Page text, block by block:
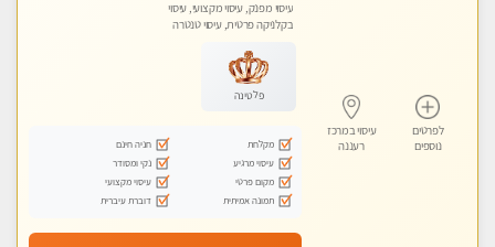
לפרטים
נוספים
עיסוי במרכז
רעננה
עיסוי מפנק, עיסוי מקצועי, עיסוי
בקלניקה פרטית, עיסוי טנטרה
פלטינה
מקלחת
חניה חינם
עיסוי מרגיע
נקי ומסודר
מקום פרטי
עיסוי מקצועי
תמונה אמיתית
דוברת עיברית